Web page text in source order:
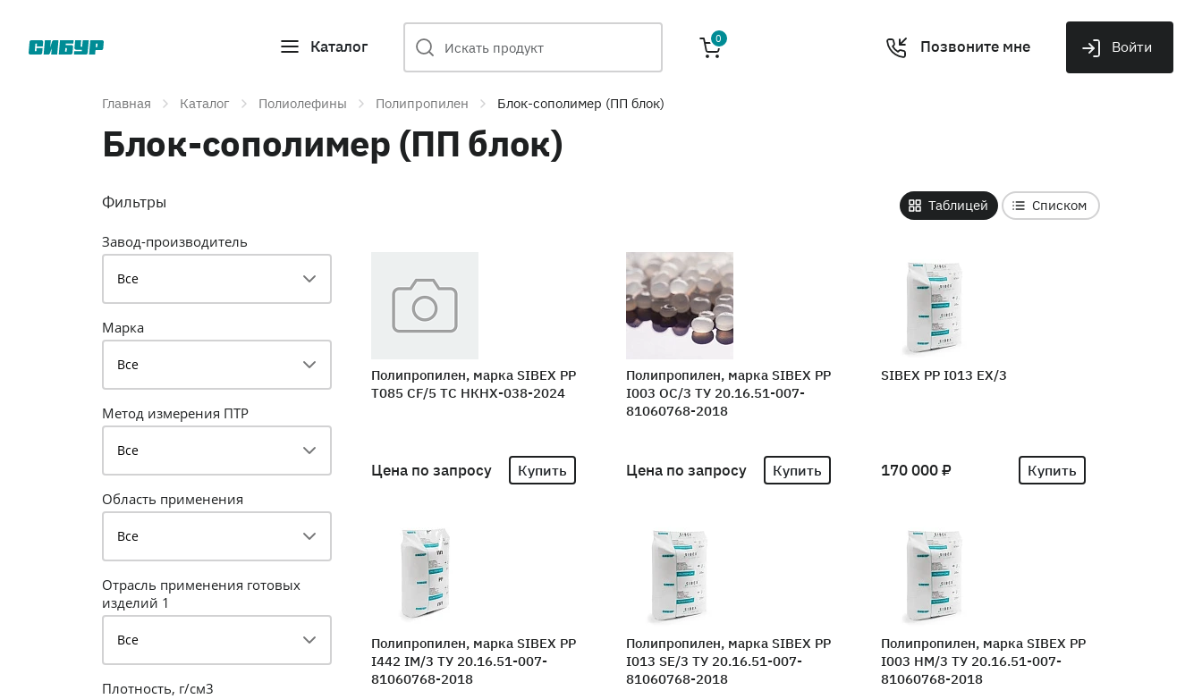
Каталог 0 Позвоните мне Войти
Главная Каталог Полиолефины Полипропилен Блок-сополимер (ПП блок)
Блок-сополимер (ПП блок)
Фильтры Таблицей Списком
Завод-производитель
Все
Марка
Все
Метод измерения ПТР
Все
Область применения
Все
Отрасль применения готовых
изделий 1
Все
Плотность, г/см3
Полипропилен, марка SIBEX PP
T085 CF/5 ТС НКНХ-038-2024
Цена по запросу Купить
Полипропилен, марка SIBEX PP
I003 OC/3 ТУ 20.16.51-007-
81060768-2018
Цена по запросу Купить
SIBEX PP I013 EX/3
170 000 ₽ Купить
Полипропилен, марка SIBEX PP
I442 IM/3 ТУ 20.16.51-007-
81060768-2018
Полипропилен, марка SIBEX PP
I013 SE/3 ТУ 20.16.51-007-
81060768-2018
Полипропилен, марка SIBEX PP
I003 НM/3 ТУ 20.16.51-007-
81060768-2018